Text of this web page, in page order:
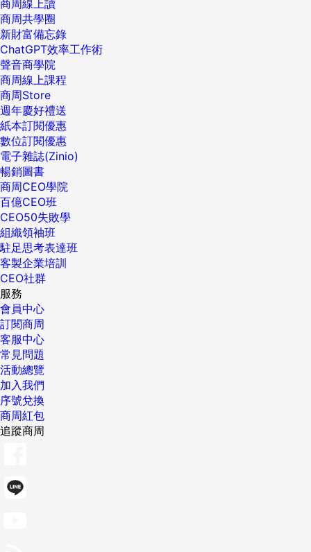
商周線上讀
商周共學圈
新財富備忘錄
ChatGPT效率工作術
聲音商學院
商周線上課程
商周Store
週年慶好禮送
紙本訂閱優惠
數位訂閱優惠
電子雜誌(Zinio)
暢銷圖書
商周CEO學院
百億CEO班
CEO50失敗學
組織領袖班
駐足思考表達班
客製企業培訓
CEO社群
服務
會員中心
訂閱商周
客服中心
常見問題
活動總覽
加入我們
序號兌換
商周紅包
追蹤商周